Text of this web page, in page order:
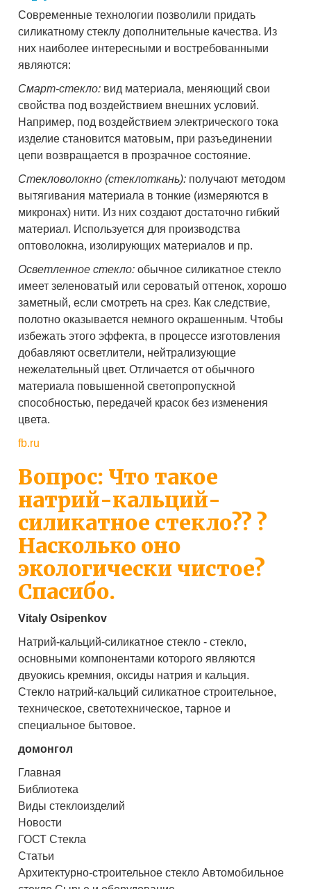
Современные технологии позволили придать
силикатному стеклу дополнительные качества. Из
них наиболее интересными и востребованными
являются:
Смарт-стекло: вид материала, меняющий свои
свойства под воздействием внешних условий.
Например, под воздействием электрического тока
изделие становится матовым, при разъединении
цепи возвращается в прозрачное состояние.
Стекловолокно (стеклоткань): получают методом
вытягивания материала в тонкие (измеряются в
микронах) нити. Из них создают достаточно гибкий
материал. Используется для производства
оптоволокна, изолирующих материалов и пр.
Осветленное стекло: обычное силикатное стекло
имеет зеленоватый или сероватый оттенок, хорошо
заметный, если смотреть на срез. Как следствие,
полотно оказывается немного окрашенным. Чтобы
избежать этого эффекта, в процессе изготовления
добавляют осветлители, нейтрализующие
нежелательный цвет. Отличается от обычного
материала повышенной светопропускной
способностью, передачей красок без изменения
цвета.
fb.ru
Вопрос: Что такое
натрий-кальций-
силикатное стекло?? ?
Насколько оно
экологически чистое?
Спасибо.
Vitaly Osipenkov
Натрий-кальций-силикатное стекло - стекло,
основными компонентами которого являются
двуокись кремния, оксиды натрия и кальция.
Стекло натрий-кальций силикатное строительное,
техническое, светотехническое, тарное и
специальное бытовое.
домонгол
Главная
Библиотека
Виды стеклоизделий
Новости
ГОСТ Стекла
Статьи
Архитектурно-строительное стекло Автомобильное